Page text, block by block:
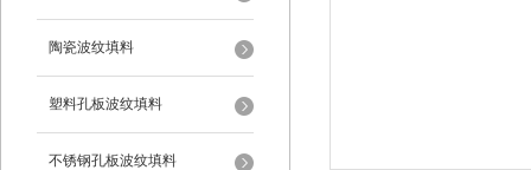
陶瓷波纹填料
塑料孔板波纹填料
不锈钢孔板波纹填料